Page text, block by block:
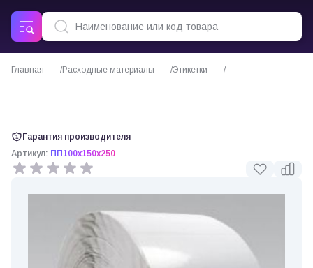
Главная Расходные материалы
Этикетки
Гарантия производителя
Артикул: ПП100х150х250